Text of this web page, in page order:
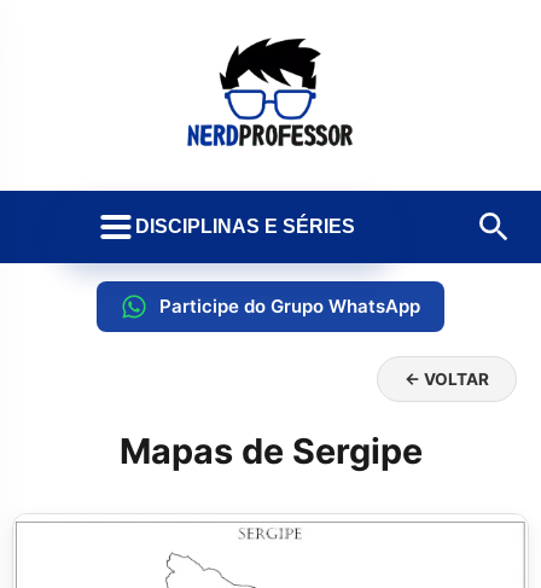
DISCIPLINAS E SÉRIES
Participe do Grupo WhatsApp
← VOLTAR
Mapas de Sergipe